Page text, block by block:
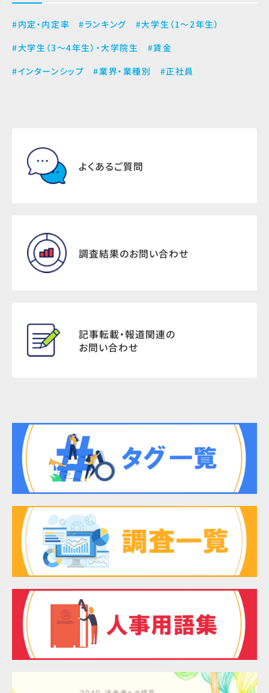
#内定・内定率 #ランキング
#大学生（1～2年生）
#大学生（3～4年生）・大学院生
#賃金
#インターンシップ
#業界・業種別 #正社員
よくあるご質問
調査結果のお問い合わせ
記事転載・報道関連の
お問い合わせ